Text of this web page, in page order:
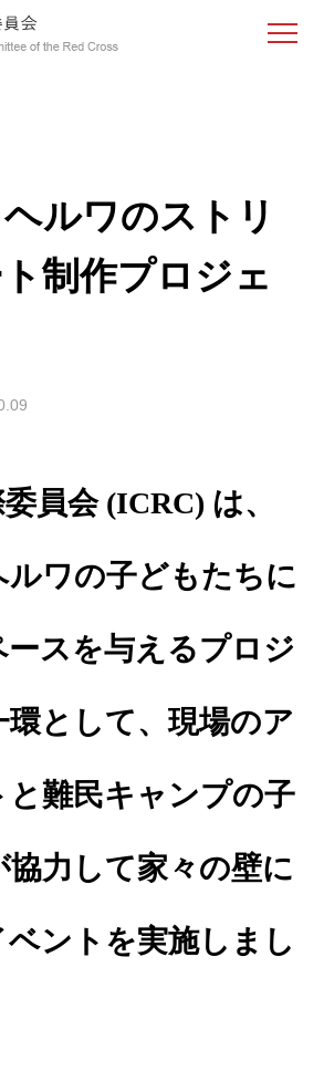
ルワのストリ
制作プロジェ
員会(ICRC) は、
ルワの子どもたちに
スを与えるプロジ
環として、現場のア
と難民キャンプの子
協力して家々の壁に
ントを実施しまし